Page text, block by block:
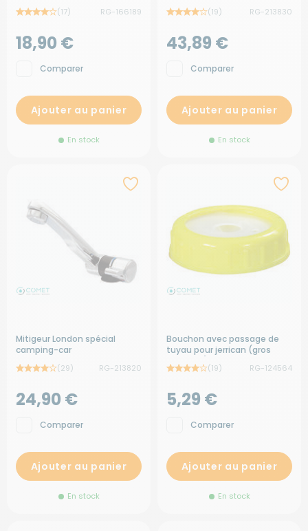
(17) RG-166189
18,90 €
Comparer
Ajouter au panier
En stock
(19) RG-213830
43,89 €
Comparer
Ajouter au panier
En stock
Mitigeur London spécial
camping-car
(29) RG-213820
24,90 €
Comparer
Ajouter au panier
En stock
Bouchon avec passage de
tuyau pour jerrican (gros
(19) RG-124564
5,29 €
Comparer
Ajouter au panier
En stock